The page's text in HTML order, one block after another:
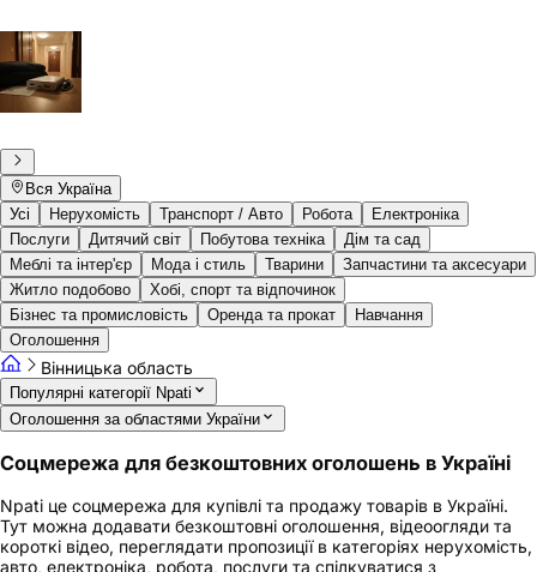
Вся Україна
Усі
Нерухомість Транспорт / Авто Робота
Електроніка
Послуги
Дитячий світ Побутова техніка
Дім та сад
Меблі та інтер'єр
Мода і стиль Тварини
Запчастини та аксесуари
Житло подобово
Хобі, спорт та відпочинок
Бізнес та промисловість
Оренда та прокат
Навчання
Оголошення
Вінницька область
Популярні категорії Npati
Оголошення за областями України
Соцмережа для безкоштовних оголошень в Україні
Npati це соцмережа для купівлі та продажу товарів в Україні.
Тут можна додавати безкоштовні оголошення, відеоогляди та
короткі відео, переглядати пропозиції в категоріях нерухомість,
авто, електроніка, робота, послуги та спілкуватися з